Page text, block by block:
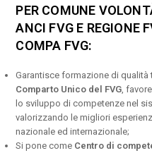
PER COMUNE
ANCI FVG E REGIONE
COMPA FVG:
Garantisce formazione di qualità
Comparto Unico del FVG ,
lo sviluppo di competenze nel
valorizzando le migliori
nazionale ed internazionale;
Si pone come Centro di